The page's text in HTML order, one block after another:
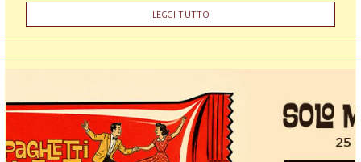
LEGGI TUTTO